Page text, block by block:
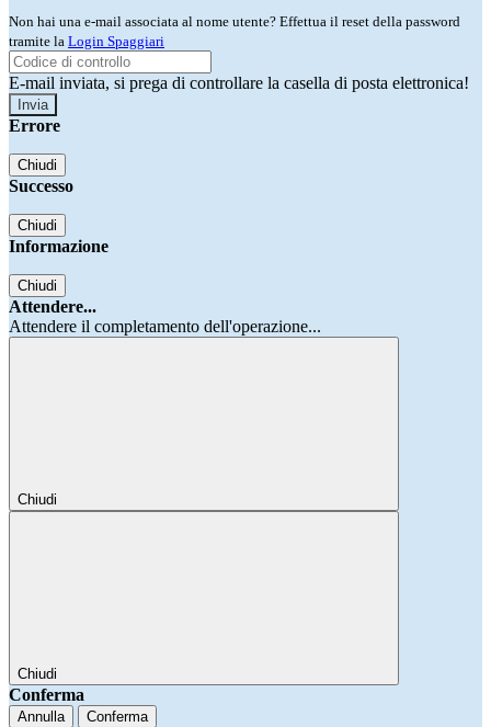
Non hai una e-mail associata al nome utente? Effettua il reset della password
tramite la Login Spaggiari
E-mail inviata, si prega di controllare la casella di posta elettronica!
Errore
Chiudi
Successo
Chiudi
Informazione
Chiudi
Attendere...
Attendere il completamento dell'operazione...
Chiudi
Chiudi
Conferma
Annulla Conferma